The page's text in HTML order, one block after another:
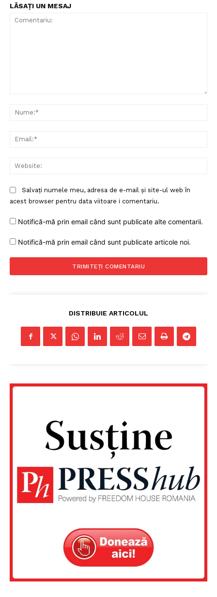
Contact
LĂSAȚI UN MESAJ
Salvați numele meu, adresa de e-mail și site-ul web în
acest browser pentru data viitoare i comentariu.
Notifică-mă prin email când sunt publicate alte comentarii.
Notifică-mă prin email când sunt publicate articole noi.
DISTRIBUIE ARTICOLUL